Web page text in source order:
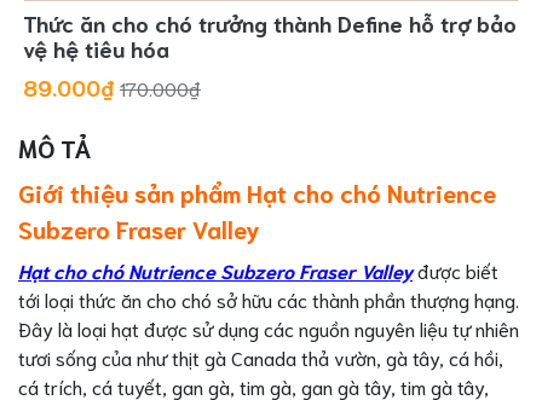
Thức ăn cho chó trưởng thành Define hỗ trợ bảo
vệ hệ tiêu hóa
89.000₫ 170.000₫
MÔ TẢ
Giới thiệu sản phẩm Hạt cho chó Nutrience
Subzero Fraser Valley
Hạt cho chó Nutrience Subzero Fraser Valleyđược biết
tới loại thức ăn cho chó sở hữu các thành phần thượng hạng.
Đây là loại hạt được sử dụng các nguồn nguyên liệu tự nhiên
tươi sống của như thịt gà Canada thả vườn, gà tây, cá hồi,
cá trích, cá tuyết, gan gà, tim gà, gan gà tây, tim gà tây,